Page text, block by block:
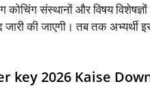
संस्थानों और विषय विशेषज्ञों
की जाएगी। तब तक अभ्यर्थी
key 2026 Kaise